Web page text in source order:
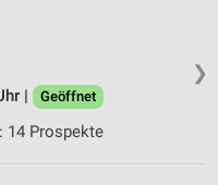
❯
|
Geöffnet
14 Prospekte